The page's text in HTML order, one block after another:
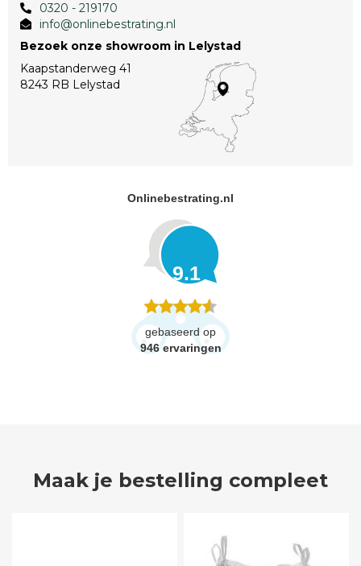
0320 - 219170
info@onlinebestrating.nl
Bezoek onze showroom in Lelystad
Kaapstanderweg 41
8243 RB Lelystad
Onlinebestrating.nl
9.1
gebaseerd op
946 ervaringen
Maak je bestelling compleet